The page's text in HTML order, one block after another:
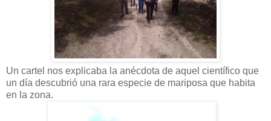
Un cartel nos explicaba la anécdota de aquel científico que
un día descubrió una rara especie de mariposa que habita
en la zona.